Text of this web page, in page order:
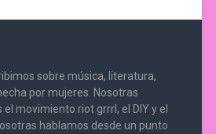
sobre música, literatura,
por mujeres. Nosotras
movimiento riot grrrl, el DIY y el
hablamos desde un punto